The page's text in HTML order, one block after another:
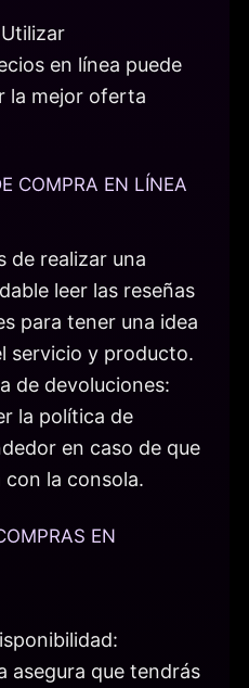
en línea puede
la mejor oferta
COMPRA EN LÍNEA
de realizar una
leer las reseñas
para tener una idea
servicio y producto.
de devoluciones:
la política de
en caso de que
con la consola.
EN
asegura que tendrás